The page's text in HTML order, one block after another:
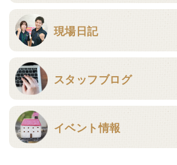
現場日記
スタッフブログ
イベント情報